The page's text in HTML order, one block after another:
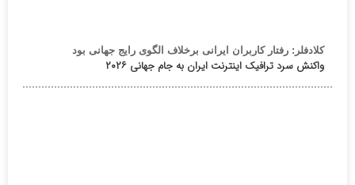
کلادفلر: رفتار کاربران ایرانی برخلاف الگوی رایج جهانی بود
واکنش سرد ترافیک اینترنت ایران به جام جهانی ۲۰۲۶